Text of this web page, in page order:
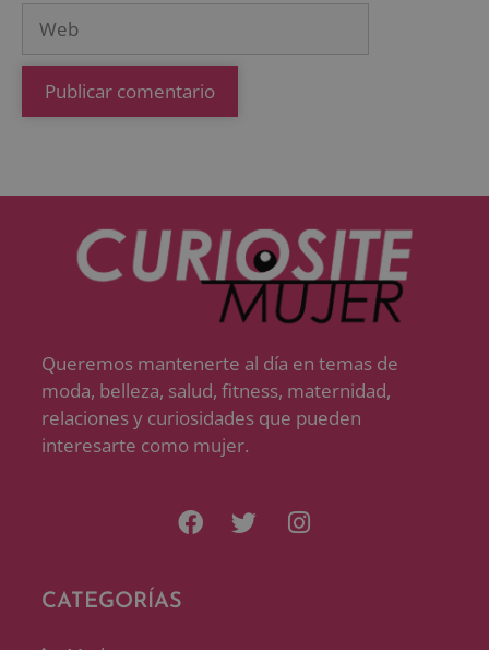
Queremos mantenerte al día en temas de
moda, belleza, salud, fitness, maternidad,
relaciones y curiosidades que pueden
interesarte como mujer.
CATEGORÍAS